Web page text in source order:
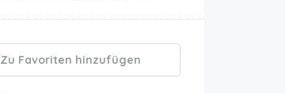
Zu Favoriten hinzufügen